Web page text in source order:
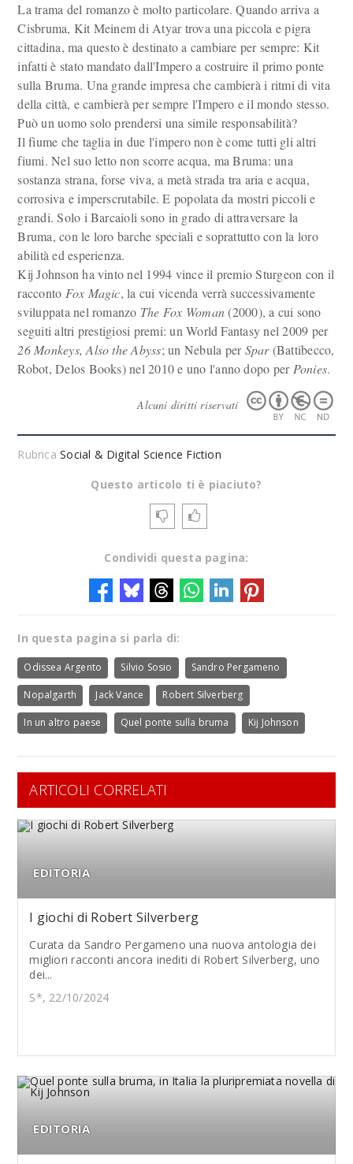
La trama del romanzo è molto particolare. Quando arriva a
Cisbruma, Kit Meinem di Atyar trova una piccola e pigra
cittadina, ma questo è destinato a cambiare per sempre: Kit
infatti è stato mandato dall'Impero a costruire il primo ponte
sulla Bruma. Una grande impresa che cambierà i ritmi di vita
della città, e cambierà per sempre l'Impero e il mondo stesso.
Può un uomo solo prendersi una simile responsabilità?
Il fiume che taglia in due l'impero non è come tutti gli altri
fiumi. Nel suo letto non scorre acqua, ma Bruma: una
sostanza strana, forse viva, a metà strada tra aria e acqua,
corrosiva e imperscrutabile. E popolata da mostri piccoli e
grandi. Solo i Barcaioli sono in grado di attraversare la
Bruma, con le loro barche speciali e soprattutto con la loro
abilità ed esperienza.
Kij Johnson ha vinto nel 1994 vince il premio Sturgeon con il
racconto Fox Magic, la cui vicenda verrà successivamente
sviluppata nel romanzo The Fox Woman(2000), a cui sono
seguiti altri prestigiosi premi: un World Fantasy nel 2009 per
26 Monkeys, Also the Abyss; un Nebula perSpar(Battibecco,
Robot, Delos Books) nel 2010 e uno l'anno dopo per Ponies.
Alcuni diritti riservati
RubricaSocial & Digital Science Fiction
Questo articolo ti è piaciuto?
Condividi questa pagina:
In questa pagina si parla di:
Odissea Argento Silvio Sosio Sandro Pergameno
Nopalgarth Jack Vance Robert Silverberg
In un altro paese Quel ponte sulla bruma Kij Johnson
ARTICOLI CORRELATI
EDITORIA
I giochi di Robert Silverberg
Curata da Sandro Pergameno una nuova antologia dei
migliori racconti ancora inediti di Robert Silverberg, uno
dei...
S*, 22/10/2024
EDITORIA